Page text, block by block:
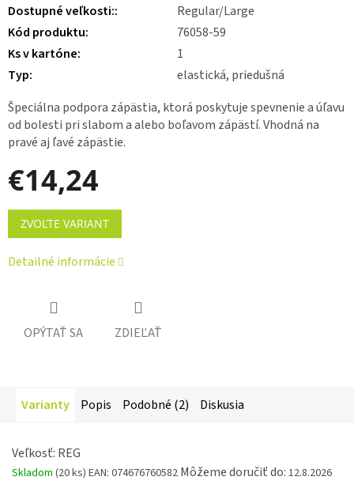
Dostupné veľkosti::
Regular/Large
Kód produktu:
76058-59
Ks v kartóne:
1
Typ:
elastická, priedušná
Špeciálna podpora zápästia, ktorá poskytuje spevnenie a úľavu
od bolesti pri slabom a alebo boľavom zápästí. Vhodná na
pravé aj ľavé zápästie.
€14,24
Jednotková
cena:
ZVOĽTE VARIANT
Detailné informácie
OPÝTAŤ SA ZDIEĽAŤ
Varianty Popis Podobné (2) Diskusia
Veľkosť: REG
Skladom (20 ks) EAN: 074676760582 Môžeme doručiť do: 12.8.2026